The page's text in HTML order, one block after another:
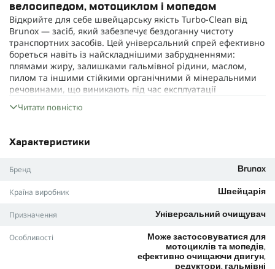
велосипедом, мотоциклом і мопедом
Відкрийте для себе швейцарську якість Turbo-Clean від
Brunox — засіб, який забезпечує бездоганну чистоту
транспортних засобів. Цей універсальний спрей ефективно
бореться навіть із найскладнішими забрудненнями:
плямами жиру, залишками гальмівної рідини, маслом,
пилом та іншими стійкими органічними й мінеральними
речовинами, що виникають під час експлуатації
частин, але й сприяє оптимальній роботі гальмівної
пошкоджень. Склад засобу нешкідливий для металу,
пластику, гуми й елементів із карбону, тому ви можете
доглядати за всіма деталями без зайвих турбот.
мотоцикла чи мопеда
Не пошкоджує пластик, гуму, метал та карбон
Забезпечує легке змащування та довготривале
Читати повністю
Характеристики
Бренд Brunox
Країна виробник Швейцарія
Призначення Універсальний очищувач
Особливості
Може застосовуватися для
мотоциклів та мопедів,
ефективно очищаючи двигун,
редуктори, гальмівні